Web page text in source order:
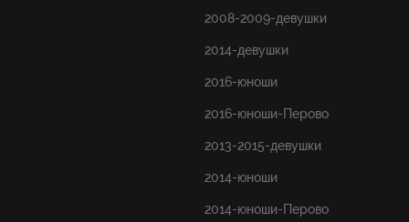
2008-2009-девушки
2014-девушки
2016-юноши
2016-юноши-Перово
2013-2015-девушки
2014-юноши
2014-юноши-Перово